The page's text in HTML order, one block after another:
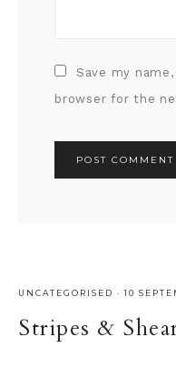
Save my
browser for the
UNCATEGORISED ·10
Stripes &